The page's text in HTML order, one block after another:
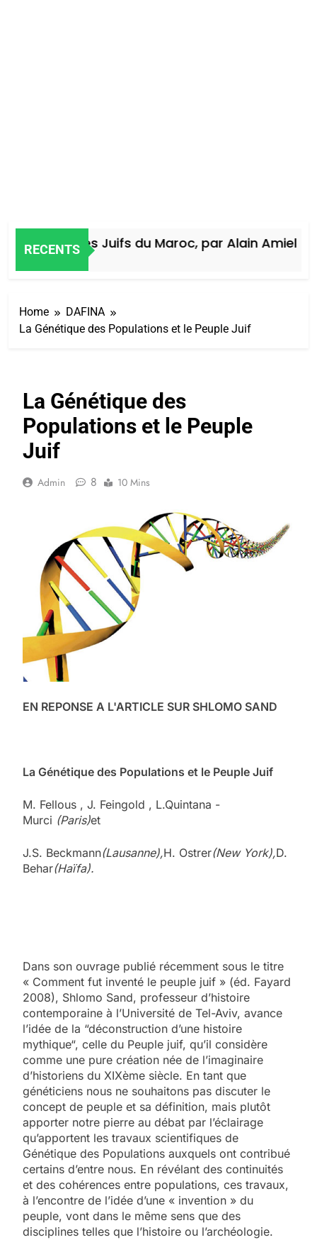
RECENTS
des Juifs du Maroc, par Alain Amiel
Home
DAFINA
La Génétique des Populations et le Peuple Juif
La Génétique des
Populations et le Peuple
Juif
Admin 8 10 Mins
EN REPONSE A L'ARTICLE SUR SHLOMO SAND
La Génétique des Populations et le Peuple Juif
M. Fellous , J. Feingold , L.Quintana -
Murci (Paris)et
J.S. Beckmann(Lausanne),H. Ostrer(New York),D.
Behar(Haïfa).
Dans son ouvrage publié récemment sous le titre
« Comment fut inventé le peuple juif » (éd. Fayard
2008), Shlomo Sand, professeur d’histoire
contemporaine à l’Université de Tel-Aviv, avance
l’idée de la “déconstruction d’une histoire
mythique“, celle du Peuple juif, qu’il considère
comme une pure création née de l’imaginaire
d’historiens du XIXème siècle. En tant que
généticiens nous ne souhaitons pas discuter le
concept de peuple et sa définition, mais plutôt
apporter notre pierre au débat par l’éclairage
qu’apportent les travaux scientifiques de
Génétique des Populations auxquels ont contribué
certains d’entre nous. En révélant des continuités
et des cohérences entre populations, ces travaux,
à l’encontre de l’idée d’une « invention » du
peuple, vont dans le même sens que des
disciplines telles que l’histoire ou l’archéologie.